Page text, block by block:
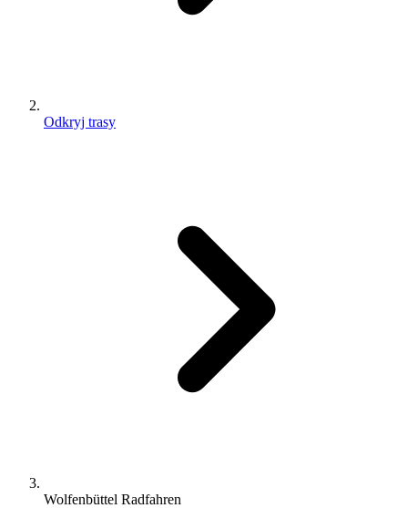
Odkryj trasy
Wolfenbüttel Radfahren